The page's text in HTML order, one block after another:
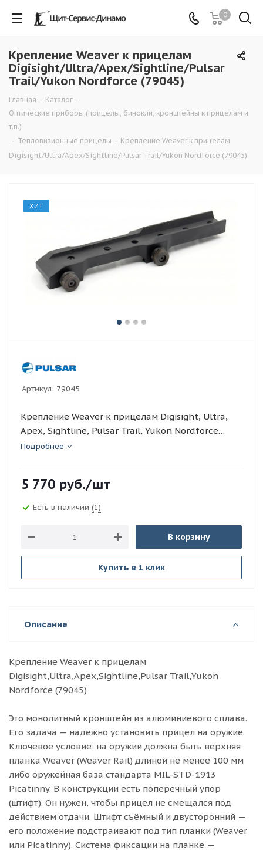
0
Крепление Weaver к прицелам
Digisight/Ultra/Apex/Sightline/Pulsar
Trail/Yukon Nordforce (79045)
Главная - Каталог -
Оптические приборы (прицелы, бинокли, кронштейны к прицелам и
т.п.)
- Тепловизионные прицелы - Крепление Weaver к прицелам
Digisight/Ultra/Apex/Sightline/Pulsar Trail/Yukon Nordforce (79045)
ХИТ
Артикул: 79045
Крепление Weaver к прицелам Digisight, Ultra,
Apex, Sightline, Pulsar Trail, Yukon Nordforce
(79045)
Подробнее
5 770 руб./шт
Есть в наличии (1)
В корзину
Купить в 1 клик
Описание
Крепление Weaver к прицелам
Digisight,Ultra,Apex,Sightline,Pulsar Trail,Yukon
Nordforce (79045)
Это монолитный кронштейн из алюминиевого сплава.
Его задача — надёжно установить прицел на оружие.
Ключевое условие: на оружии должна быть верхняя
планка Weaver (Weaver Rail) длиной не менее 100 мм
либо оружейная база стандарта MIL-STD-1913
Picatinny. В конструкции есть поперечный упор
(штифт). Он нужен, чтобы прицел не смещался под
действием отдачи. Штифт съёмный и двусторонний —
его положение подстраивают под тип планки (Weaver
или Picatinny). Система фиксации на планке —